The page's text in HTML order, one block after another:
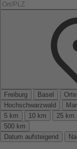
Freiburg
Basel
Hochschwarzwald
5 km
10 km 25 km
500 km
Datum aufsteigend